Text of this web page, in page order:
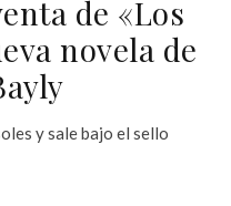
de «Los
novela de
y sale bajo el sello